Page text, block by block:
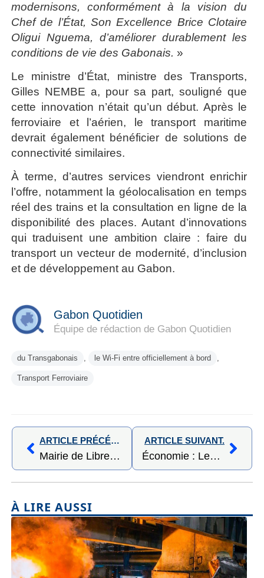
modernisons, conformément à la vision du
Chef de l’État, Son Excellence Brice Clotaire
Oligui Nguema, d’améliorer durablement les
conditions de vie des Gabonais. »
Le ministre d’État, ministre des Transports,
Gilles NEMBE a, pour sa part, souligné que
cette innovation n’était qu’un début. Après le
ferroviaire et l’aérien, le transport maritime
devrait également bénéficier de solutions de
connectivité similaires.
À terme, d’autres services viendront enrichir
l’offre, notamment la géolocalisation en temps
réel des trains et la consultation en ligne de la
disponibilité des places. Autant d’innovations
qui traduisent une ambition claire : faire du
transport un vecteur de modernité, d’inclusion
et de développement au Gabon.
Gabon Quotidien
Équipe de rédaction de Gabon Quotidien
du Transgabonais , le Wi-Fi entre officiellement à bord ,
Transport Ferroviaire
ARTICLE PRÉCÉDENT,
Mairie de Libreville : une inspection de terrain pour relancer les infrastructures sportives et culturelles
ARTICLE SUIVANT.
Économie : Les orientations du Comité national financier face aux enjeux de 2026
À LIRE AUSSI